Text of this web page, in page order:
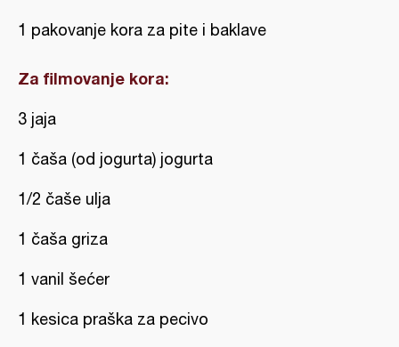
1 pakovanje kora za pite i baklave
Za filmovanje kora:
3 jaja
1 čaša (od jogurta) jogurta
1/2 čaše ulja
1 čaša griza
1 vanil šećer
1 kesica praška za pecivo